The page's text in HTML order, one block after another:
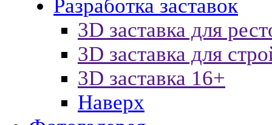
Разработка заставок
3D заставка для
3D заставка для
3D заставка 16+
Наверх